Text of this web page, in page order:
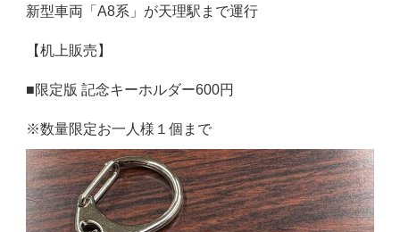
新型車両「A8系」が天理駅まで運行
【机上販売】
■限定版 記念キーホルダー600円
※数量限定お一人様１個まで